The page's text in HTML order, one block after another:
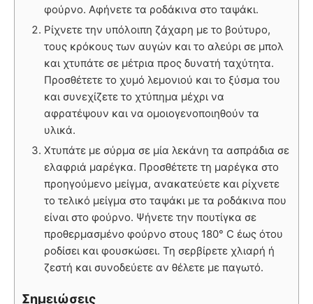
φούρνο. Αφήνετε τα ροδάκινα στο ταψάκι.
Ρίχνετε την υπόλοιπη ζάχαρη με το βούτυρο,
τους κρόκους των αυγών και το αλεύρι σε μπολ
και χτυπάτε σε μέτρια προς δυνατή ταχύτητα.
Προσθέτετε το χυμό λεμονιού και το ξύσμα του
και συνεχίζετε το χτύπημα μέχρι να
αφρατέψουν και να ομοιογενοποιηθούν τα
υλικά.
Χτυπάτε με σύρμα σε μία λεκάνη τα ασπράδια σε
ελαφριά μαρέγκα. Προσθέτετε τη μαρέγκα στο
προηγούμενο μείγμα, ανακατεύετε και ρίχνετε
το τελικό μείγμα στο ταψάκι με τα ροδάκινα που
είναι στο φούρνο. Ψήνετε την πουτίγκα σε
προθερμασμένο φούρνο στους 180° C έως ότου
ροδίσει και φουσκώσει. Τη σερβίρετε χλιαρή ή
ζεστή και συνοδεύετε αν θέλετε με παγωτό.
Σημειώσεις